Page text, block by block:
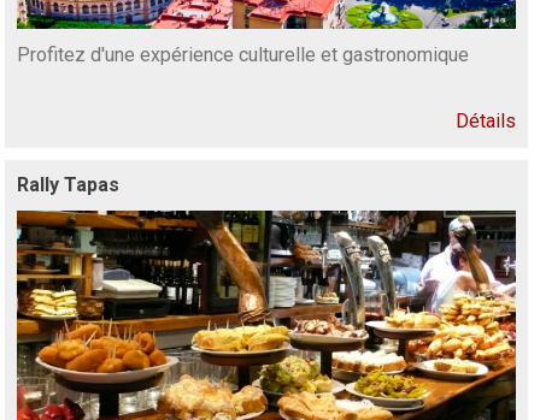
Profitez d'une expérience culturelle et gastronomique
Détails
Rally Tapas